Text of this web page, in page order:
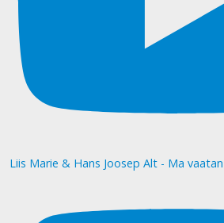
Liis Marie & Hans Joosep Alt - Ma vaatan